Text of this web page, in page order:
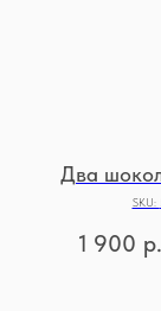
Два
SKU:
1 900 р.